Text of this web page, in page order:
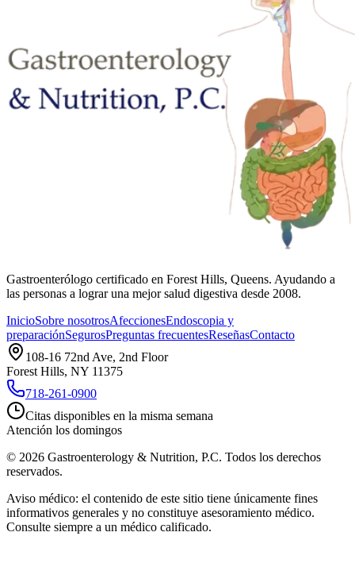
Gastroenterólogo certificado en Forest Hills, Queens. Ayudando a
las personas a lograr una mejor salud digestiva desde 2008.
InicioSobre nosotrosAfeccionesEndoscopia y
preparaciónSegurosPreguntas frecuentesReseñasContacto
108-16 72nd Ave, 2nd Floor
Forest Hills, NY 11375
718-261-0900
Citas disponibles en la misma semana
Atención los domingos
© 2026 Gastroenterology & Nutrition, P.C. Todos los derechos
reservados.
Aviso médico: el contenido de este sitio tiene únicamente fines
informativos generales y no constituye asesoramiento médico.
Consulte siempre a un médico calificado.